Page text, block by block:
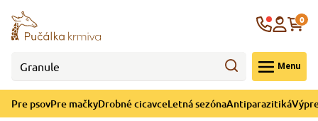
Menu
0
Pre psovPre mačkyDrobné cicavceLetná sezónaAntiparazitiká
psov
Pre psov
psov
mačky
Pre mačky
mačky
cicavce
Drobné cicavce
sezóna
Letná sezóna
ochladenie
Výpredaj
CZK